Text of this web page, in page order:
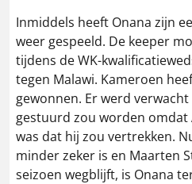
Inmiddels heeft Onana zijn
weer gespeeld. De keeper
tijdens de WK-
tegen Malawi. Kameroen
gewonnen. Er werd
gestuurd zou worden omdat
was dat hij zou vertrekken.
minder zeker is en Maarten
seizoen wegblijft, is Onana